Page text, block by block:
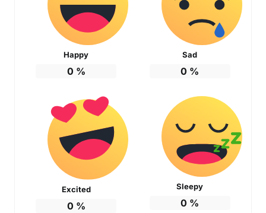
Happy
0 %
Sad
0 %
Excited
0 %
Sleepy
0 %